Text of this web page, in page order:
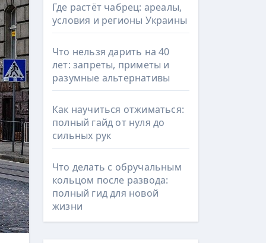
Где растёт чабрец: ареалы,
условия и регионы Украины
Что нельзя дарить на 40
лет: запреты, приметы и
разумные альтернативы
Как научиться отжиматься:
полный гайд от нуля до
сильных рук
Что делать с обручальным
кольцом после развода:
полный гид для новой
жизни